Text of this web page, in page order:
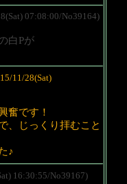
07:08:00/No39164)
白Pが
11/28(Sat)
奮です！
、じっくり拝むこと
♪
16:30:55/No39167)